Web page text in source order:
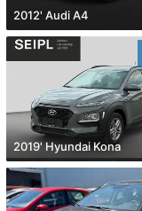
2012' Audi A4
2019' Hyundai Kona